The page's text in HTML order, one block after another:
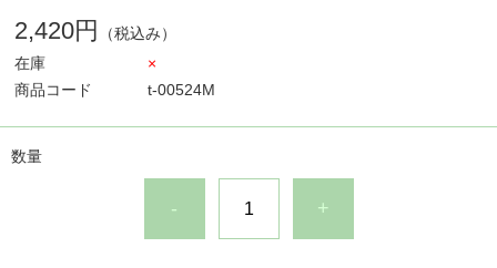
2,420円
（税込み）
在庫
×
商品コード
t-00524M
数量
- +